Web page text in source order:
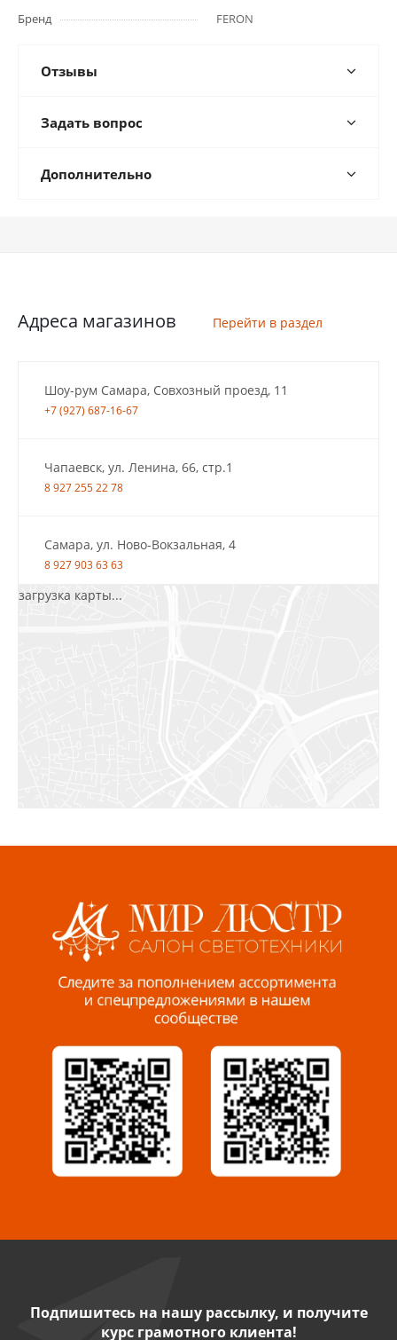
Бренд FERON
Отзывы
Задать вопрос
Дополнительно
Адреса магазинов Перейти в раздел
Шоу-рум Самара, Совхозный проезд, 11
+7 (927) 687-16-67
Чапаевск, ул. Ленина, 66, стр.1
8 927 255 22 78
Самара, ул. Ново-Вокзальная, 4
8 927 903 63 63
Пенза, ул. Пролетарская, 61 ТЦ "Стройбери"
Миасс, ул. Романенко, 95
8 922 500 30 39
Сызрань, ул. Декабристов, 1А
8 927 009 54 63
Саратов, ул. Танкистов, 37 (БЦ «Дикомп»)
Нефтекамск, ул. Ленина, 62
загрузка карты...
Подпишитесь на нашу рассылку, и получите
курс грамотного клиента!